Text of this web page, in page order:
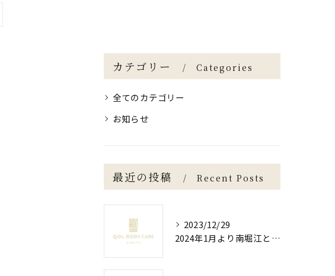
カテゴリー Categories
全てのカテゴリー
お知らせ
最近の投稿 Recent Posts
2023/12/29
2024年1月より南堀江と心斎橋にブランチサロンが順次オープン！